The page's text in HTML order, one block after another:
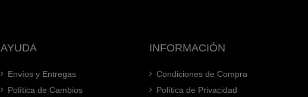
AYUDA
Envíos y Entregas
Política de Cambios
INFORMACIÓN
Condiciones de Compra
Política de Privacidad